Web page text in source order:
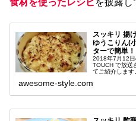
スッキリ 揚
ゆうこりん(
ターで簡単！
2018年7月12日
TOUCH で放送
てご紹介します
awesome-style.com